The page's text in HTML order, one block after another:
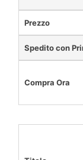
Prezzo
Spedito con
Compra Ora